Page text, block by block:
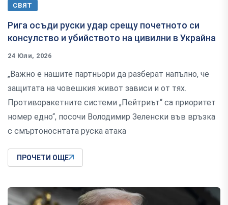
СВЯТ
Рига осъди руски удар срещу почетното си
консулство и убийството на цивилни в Украйна
24 Юли, 2026
„Важно е нашите партньори да разберат напълно, че
защитата на човешкия живот зависи и от тях.
Противоракетните системи „Пейтриът“ са приоритет
номер едно“, посочи Володимир Зеленски във връзка
с смъртоноснтата руска атака
ПРОЧЕТИ ОЩЕ